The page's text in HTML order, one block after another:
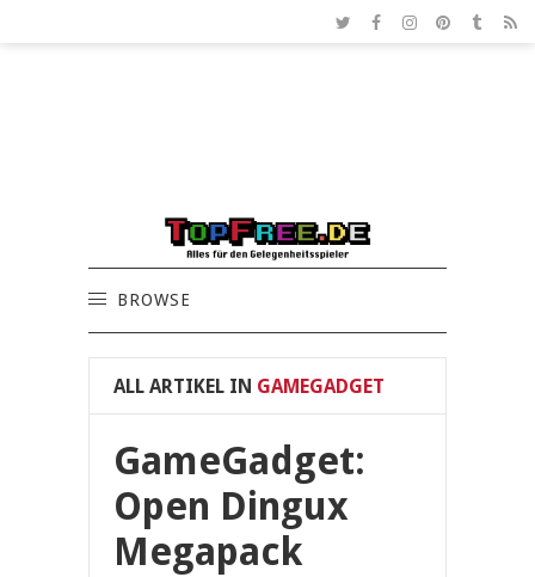
BROWSE
ALL ARTIKEL IN GAMEGADGET
GameGadget:
Open Dingux
Megapack